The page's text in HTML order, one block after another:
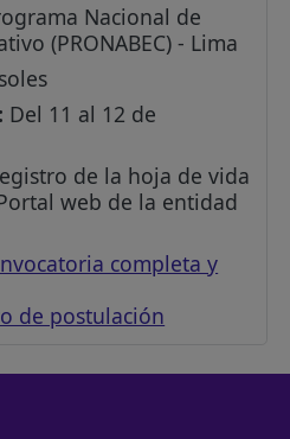
Nacional de
(PRONABEC) - Lima
Del 11 al 12 de
de la hoja de vida
web de la entidad
completa y
de postulación